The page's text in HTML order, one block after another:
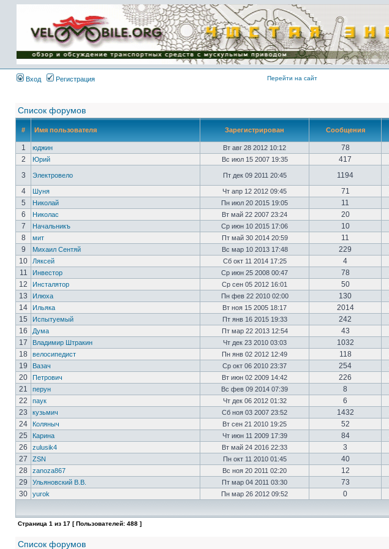
Имя пользователя:
Пароль:
{ LOG_ME_IN_SHORT
}
Вход Регистрация Перейти на сайт
Список форумов
# Имя пользователя Зарегистрирован Сообщения
1 юджин Вт авг 28 2012 10:12 78
2
Юрий Вс июл 15 2007 19:35 417
3
Электровело Пт дек 09 2011 20:45 1194
4
Шуня Чт апр 12 2012 09:45 71
5
Николай Пн июл 20 2015 19:05 11
6
Николас Вт май 22 2007 23:24 20
7
Начальникъ Ср июн 10 2015 17:06 10
8
мит Пт май 30 2014 20:59 11
9
Михаил Сентяй Вс мар 10 2013 17:48 229
10
Ляксей Сб окт 11 2014 17:25 4
11
Инвестор Ср июн 25 2008 00:47 78
12
Инсталятор Ср сен 05 2012 16:01 50
13
Илюха Пн фев 22 2010 02:00 130
14
Ильяка Вт ноя 15 2005 18:17 2014
15
Испытуемый Пт янв 16 2015 19:33 242
16
Дума Пт мар 22 2013 12:54 43
17
Владимир Штракин Чт дек 23 2010 03:03 1032
18
велосипедист Пн янв 02 2012 12:49 118
19
Вазач Ср окт 06 2010 23:37 254
20
Петрович Вт июн 02 2009 14:42 226
21
перун Вс фев 09 2014 07:39 8
22
паук Чт дек 06 2012 01:32 6
23
кузьмич Сб ноя 03 2007 23:52 1432
24
Коляныч Вт сен 21 2010 19:25 52
25
Карина Чт июн 11 2009 17:39 84
26
zulusik4 Вт май 24 2016 22:33 3
27
ZSN Пн окт 11 2010 01:45 40
28
zanoza867 Вс ноя 20 2011 02:20 12
29
Ульяновский В.В. Пт мар 04 2011 03:30 73
30
yurok Пн мар 26 2012 09:52 0
Страница 1 из 17 [ Пользователей: 488 ]
Список форумов